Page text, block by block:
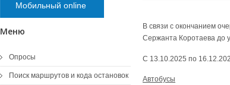
В связи с окончанием
Сержанта Коротаева до
С 13.10.2025 по
Автобусы
Мобильный online
Меню
Опросы
Поиск маршрутов и кода остановок